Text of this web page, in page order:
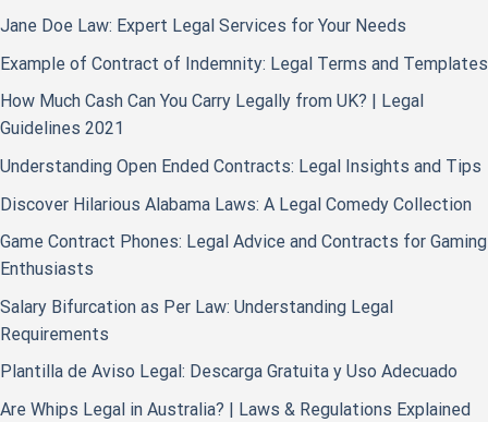
Jane Doe Law: Expert Legal Services for Your Needs
Example of Contract of Indemnity: Legal Terms and Templates
How Much Cash Can You Carry Legally from UK? | Legal
Guidelines 2021
Understanding Open Ended Contracts: Legal Insights and Tips
Discover Hilarious Alabama Laws: A Legal Comedy Collection
Game Contract Phones: Legal Advice and Contracts for Gaming
Enthusiasts
Salary Bifurcation as Per Law: Understanding Legal
Requirements
Plantilla de Aviso Legal: Descarga Gratuita y Uso Adecuado
Are Whips Legal in Australia? | Laws & Regulations Explained